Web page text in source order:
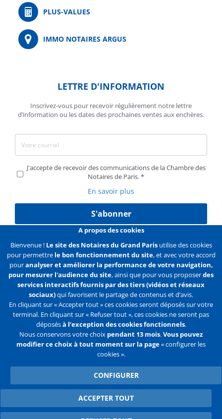
PLUS-VALUES
IMMO NOTAIRES ARGUS
LETTRE D'INFORMATION
Inscrivez-vous pour recevoir régulièrement notre lettre
d’information ou les dates des prochaines ventes aux enchères.
J'accepte de recevoir des communications de la Chambre des
Notaires de Paris.
En savoir plus
S'abonner
Liens Mentions légales Données personnelles
Politique des cookies Configurer les cookies
Liens
2e
ligne
Accueil Contact Plan du site
Flux
FacebookYoutube
Twitter
A propos des cookies
Bienvenue ! Le site des Notaires du Grand Parisutilise des cookies
pour permettre le bon fonctionnement du site, et avec votre accord
pouranalyser et améliorer la performance de votre navigation,
pour mesurer l'audience du site, ainsi que pour vous proposerdes
services interactifs fournis par des tiers (vidéos et réseaux
sociaux)qui favorisent le partage de contenus et d’avis.
En cliquant sur « Accepter tout » ces cookies seront déposés sur votre
terminal. En cliquant sur « Refuser tout », ces cookies ne seront pas
déposésà l’exception des cookies fonctionnels.
Nous conservons votre choix pendant 13 mois.Vous pouvez
modifier ce choix à tout moment sur la page« configurer les
cookies ».
CONFIGURER
ACCEPTER TOUT
WITHDRAW CONSENT